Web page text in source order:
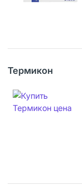
Термикон